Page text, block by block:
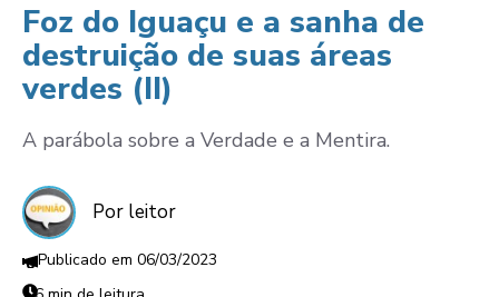
Foz do Iguaçu e a sanha de
destruição de suas áreas
verdes (II)
A parábola sobre a Verdade e a Mentira.
Por leitor
06/03/2023